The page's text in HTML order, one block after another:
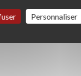
Personnaliser